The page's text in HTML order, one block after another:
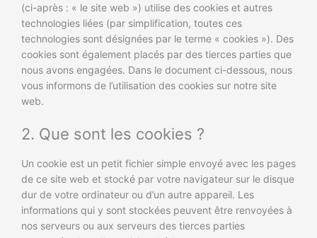
(ci-après : « le site web ») utilise des cookies et autres
technologies liées (par simplification, toutes ces
technologies sont désignées par le terme « cookies »). Des
cookies sont également placés par des tierces parties que
nous avons engagées. Dans le document ci-dessous, nous
vous informons de l’utilisation des cookies sur notre site
web.
2. Que sont les cookies ?
Un cookie est un petit fichier simple envoyé avec les pages
de ce site web et stocké par votre navigateur sur le disque
dur de votre ordinateur ou d’un autre appareil. Les
informations qui y sont stockées peuvent être renvoyées à
nos serveurs ou aux serveurs des tierces parties